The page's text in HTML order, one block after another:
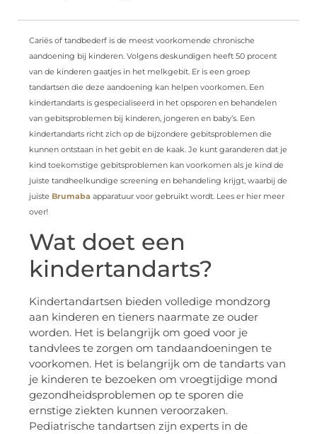
Cariës of tandbederf is de meest voorkomende chronische
aandoening bij kinderen. Volgens deskundigen heeft 50 procent
van de kinderen gaatjes in het melkgebit. Er is een groep
tandartsen die deze aandoening kan helpen voorkomen. Een
kindertandarts is gespecialiseerd in het opsporen en behandelen
van gebitsproblemen bij kinderen, jongeren en baby’s. Een
kindertandarts richt zich op de bijzondere gebitsproblemen die
kunnen ontstaan ​​in het gebit en de kaak. Je kunt garanderen dat je
kind toekomstige gebitsproblemen kan voorkomen als je kind de
juiste tandheelkundige screening en behandeling krijgt, waarbij de
juiste Brumaba apparatuur voor gebruikt wordt. Lees er hier meer
over!
Wat doet een
kindertandarts?
Kindertandartsen bieden volledige mondzorg
aan kinderen en tieners naarmate ze ouder
worden. Het is belangrijk om goed voor je
tandvlees te zorgen om tandaandoeningen te
voorkomen. Het is belangrijk om de tandarts van
je kinderen te bezoeken om vroegtijdige mond
gezondheidsproblemen op te sporen die
ernstige ziekten kunnen veroorzaken.
Pediatrische tandartsen zijn experts in de